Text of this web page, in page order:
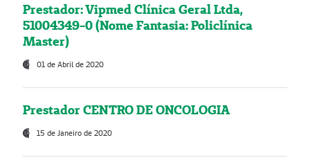
Prestador: Vipmed Clínica Geral Ltda,
51004349-0 (Nome Fantasia: Policlínica
Master)
01 de Abril de 2020
Prestador CENTRO DE ONCOLOGIA
15 de Janeiro de 2020